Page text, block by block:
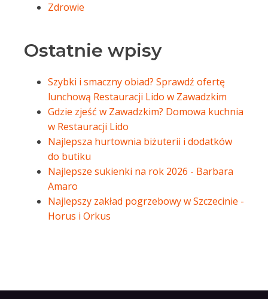
Zdrowie
Ostatnie wpisy
Szybki i smaczny obiad? Sprawdź ofertę
lunchową Restauracji Lido w Zawadzkim
Gdzie zjeść w Zawadzkim? Domowa kuchnia
w Restauracji Lido
Najlepsza hurtownia biżuterii i dodatków
do butiku
Najlepsze sukienki na rok 2026 - Barbara
Amaro
Najlepszy zakład pogrzebowy w Szczecinie -
Horus i Orkus